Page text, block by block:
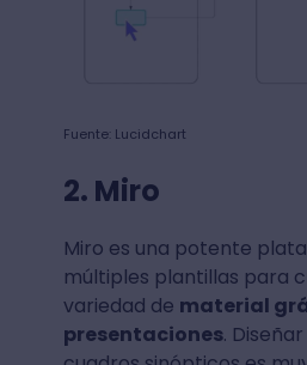
Fuente: Lucidchart
2. Miro
Miro es una potente
múltiples plantillas para
variedad de material
presentaciones.